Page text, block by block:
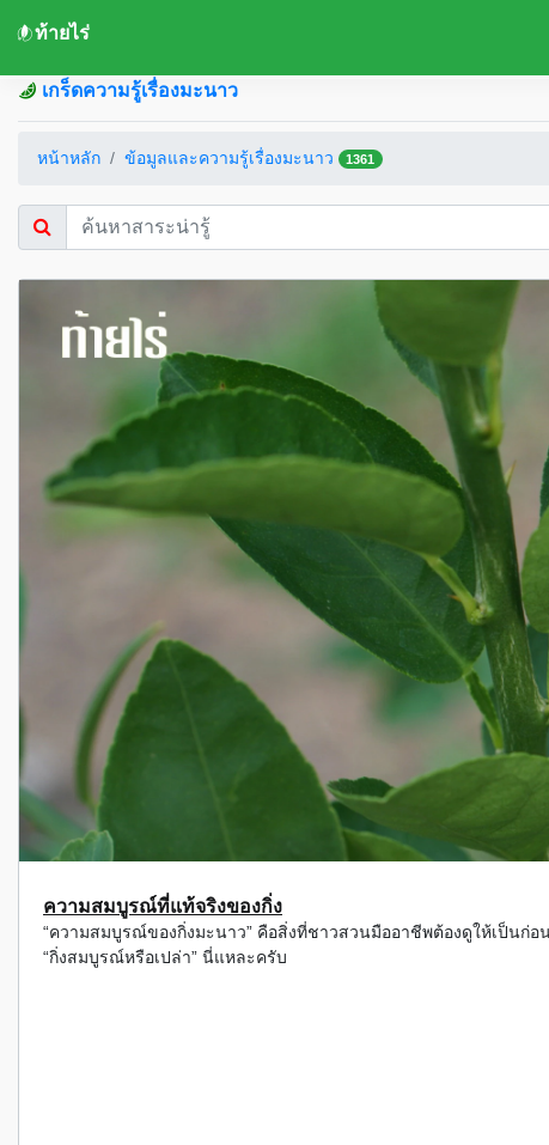
ท้ายไร่
เกร็ดความรู้เรื่องมะนาว
หน้าหลัก ข้อมูลและความรู้เรื่องมะนาว 1361
ความสมบูรณ์ที่แท้จริงของกิ่ง
“ความสมบูรณ์ของกิ่งมะนาว” คือสิ่งที่ชาวสวนมืออาชีพต้องดูให้เป็นก่
“กิ่งสมบูรณ์หรือเปล่า” นี่แหละครับ